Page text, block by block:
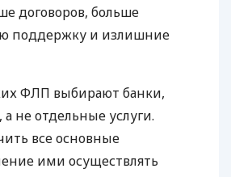
договоров, больше
поддержку и излишние
ФЛП выбирают банки,
не отдельные услуги.
все основные
ими осуществлять